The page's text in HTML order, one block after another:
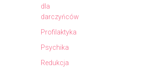
dla
darczyńców
Profilaktyka
Psychika
Redukcja